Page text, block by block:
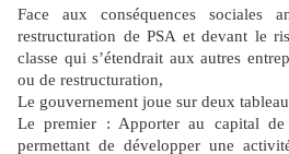
Face aux conséquences sociales
restructuration de PSA et devant le
classe qui s’étendrait aux autres
ou de restructuration,
Le gouvernement joue sur deux
Le premier : Apporter au capital de
permettant de développer une